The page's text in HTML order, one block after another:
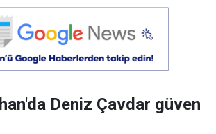
Deniz Çavdar güven